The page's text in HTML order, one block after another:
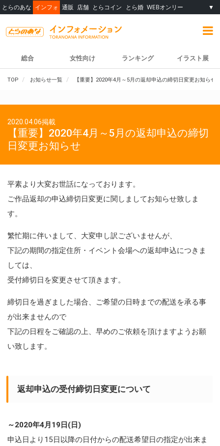
とらのあな インフォ 通販 店舗 とらコイン とら婚 WEBオンリー ▼
総合 女性向け ランキング イラスト展
TOP お知らせ一覧 【重要】2020年4月～5月の返却申込の締切日変更お知らせ
2020.04.06掲載
【重要】2020年4月～5月の返却申込の締切
日変更お知らせ
平素より大変お世話になっております。
ご作品返却の申込締切日変更に関しましてお知らせ致しま
す。
繁忙期に伴いまして、大変申し訳ございませんが、
下記の期間の指定住所・イベント会場への返却申込につきま
しては、
受付締切日を変更させて頂きます。
締切日を過ぎました場合、ご希望の日時までの配送を承る事
が出来ませんので
下記の日程をご確認の上、早めのご依頼を頂けますようお願
い致します。
返却申込の受付締切日変更について
～2020年4月19日(日)
申込日より15日以降の日付からの配送希望日の指定が出来ま